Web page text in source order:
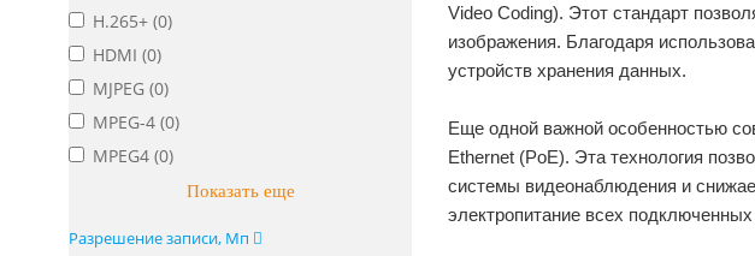
H.265+ (0)
HDMI (0)
MJPEG (0)
MPEG-4 (0)
MPEG4 (0)
Показать еще
Разрешение записи, Мп
Video Coding). Этот стандарт
изображения. Благодаря
устройств хранения данных.
Еще одной важной особенностью
Ethernet (PoE). Эта технология
системы видеонаблюдения и
электропитание всех